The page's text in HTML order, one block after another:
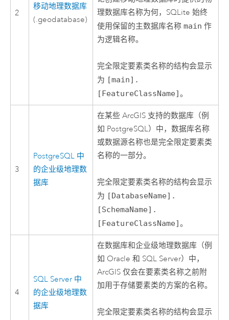
2
移动地理数据库
(.geodatabase)
理数据库名称为何， SQLite 始终
使用保留的主数据库名称main 作
为逻辑名称。
完全限定要素类名称的结构会显示
为 [main].
[FeatureClassName]。
3
PostgreSQL 中
的企业级地理数
据库
在某些 ArcGIS 支持的数据库（例
如 PostgreSQL）中，数据库名称
或数据源名称也是完全限定要素类
名称的一部分。
完全限定要素类名称的结构会显示
为 [DatabaseName].
[SchemaName].
[FeatureClassName]。
4
SQL Server 中
的企业级地理数
据库
在数据库和企业级地理数据库（例
如 Oracle 和 SQL Server）中，
ArcGIS 仅会在要素类名称之前附
加用于存储要素类的方案的名称。
完全限定要素类名称的结构会显示